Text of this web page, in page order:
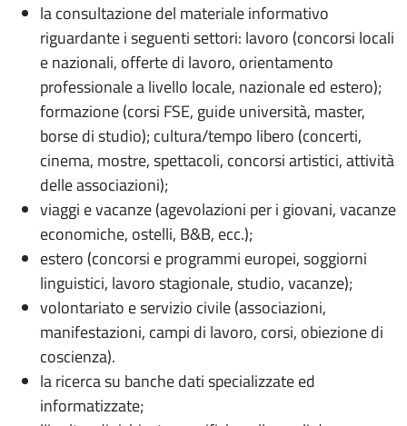
la consultazione del materiale informativo
riguardante i seguenti settori: lavoro (concorsi locali
e nazionali, offerte di lavoro, orientamento
professionale a livello locale, nazionale ed estero);
formazione (corsi FSE, guide università, master,
borse di studio); cultura/tempo libero (concerti,
cinema, mostre, spettacoli, concorsi artistici, attività
delle associazioni);
viaggi e vacanze (agevolazioni per i giovani, vacanze
economiche, ostelli, B&B, ecc.);
estero (concorsi e programmi europei, soggiorni
linguistici, lavoro stagionale, studio, vacanze);
volontariato e servizio civile (associazioni,
manifestazioni, campi di lavoro, corsi, obiezione di
coscienza).
la ricerca su banche dati specializzate ed
informatizzate;